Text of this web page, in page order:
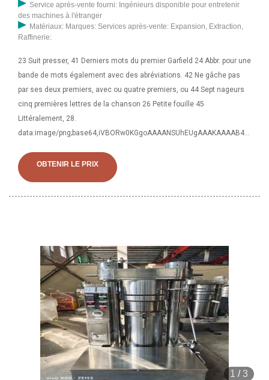
Service après-vente fourni: Ingénieurs disponible pour entretenir
des machines à l'étranger
Matériaux: Marques: Services après-vente: Expansion, Extraction,
Raffinerie:
23 Suit presser, 41 Derniers mots du premier Garfield 24 Abbr. pour une
bande de mots également avec des abréviations. 42 Ne gâche pas
par ses deux premiers, avec ou quatre premiers, ou 44 Sept nageurs
cinq premières lettres de la chanson 26 Petite fouille 45
Littéralement, 28.
data:image/png;base64,iVBORw0KGgoAAAANSUhEUgAAAKAAAAB4C
cR3aUTbgb7UUFmYfpUiTFK/xAzlQWAz/z3cMMvk3TNA2XAlGBNwCj8
ma
OBTENIR LE PRIX
1 /3